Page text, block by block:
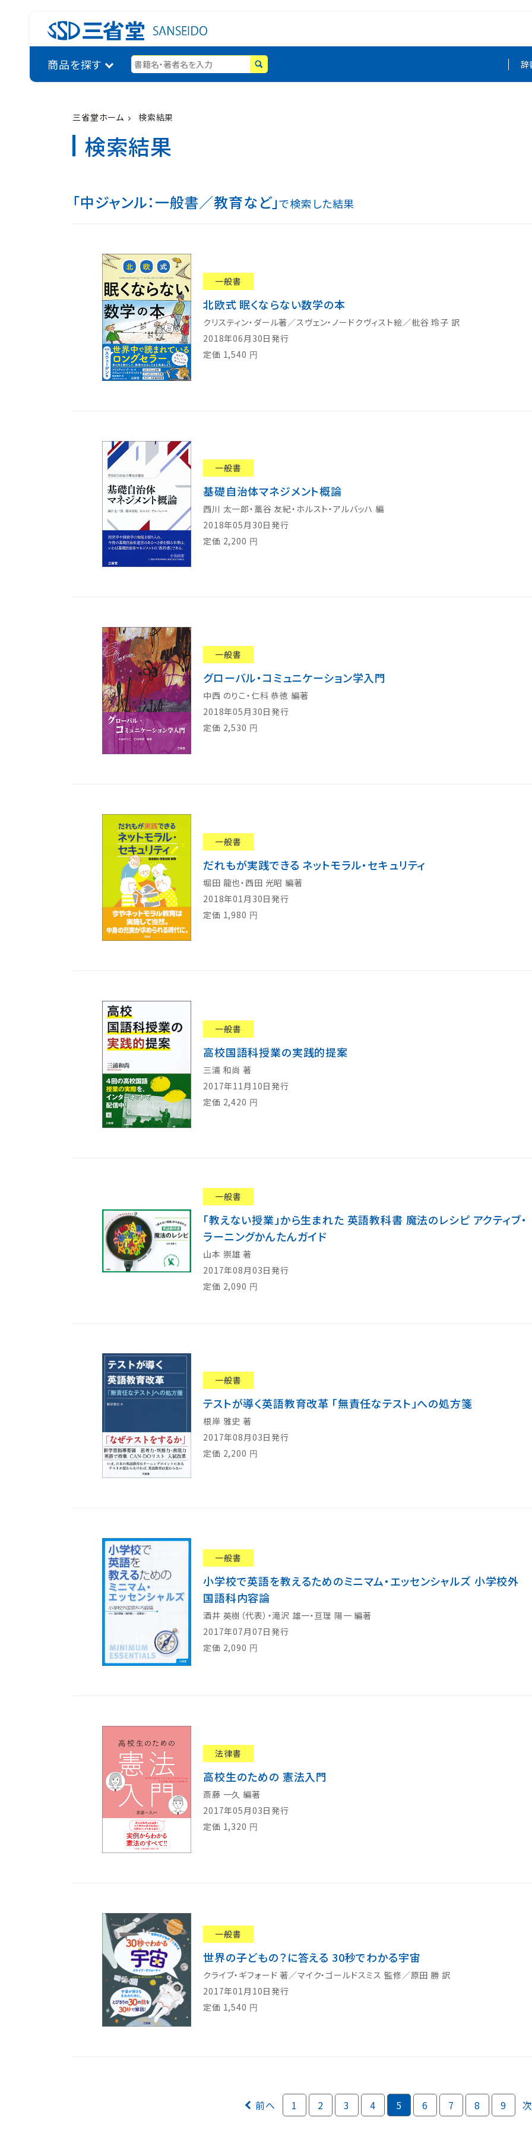
商品を探す 辞
三省堂ホーム 検索結果
検索結果
「中ジャンル：一般書／教育など」で検索した結果
一般書
北欧式 眠くならない数学の本
クリスティン・ダール著／スヴェン・ノードクヴィスト絵／枇谷 玲子 訳
2018年06月30日発行
定価 1,540 円
一般書
基礎自治体マネジメント概論
西川 太一郎・藁谷 友紀・ホルスト・アルバッハ 編
2018年05月30日発行
定価 2,200 円
一般書
グローバル・コミュニケーション学入門
中西 のりこ・仁科 恭徳 編著
2018年05月30日発行
定価 2,530 円
一般書
だれもが実践できる ネットモラル・セキュリティ
堀田 龍也・西田 光昭 編著
2018年01月30日発行
定価 1,980 円
一般書
高校国語科授業の実践的提案
三浦 和尚 著
2017年11月10日発行
定価 2,420 円
一般書
「教えない授業」から生まれた 英語教科書 魔法のレシピ アクティブ・
ラーニングかんたんガイド
山本 崇雄 著
2017年08月03日発行
定価 2,090 円
一般書
テストが導く英語教育改革 「無責任なテスト」への処方箋
根岸 雅史 著
2017年08月03日発行
定価 2,200 円
一般書
小学校で英語を教えるためのミニマム・エッセンシャルズ 小学校外
国語科内容論
酒井 英樹（代表）・滝沢 雄一・亘理 陽一 編著
2017年07月07日発行
定価 2,090 円
法律書
高校生のための 憲法入門
斎藤 一久 編著
2017年05月03日発行
定価 1,320 円
一般書
世界の子どもの？に答える 30秒でわかる宇宙
クライブ・ギフォード 著／マイク・ゴールドスミス 監修／原田 勝 訳
2017年01月10日発行
定価 1,540 円
前へ 1 2 3 4 5 6 7 8 9